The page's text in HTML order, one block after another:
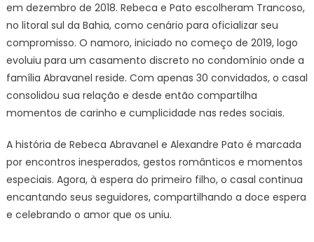
em dezembro de 2018. Rebeca e Pato escolheram Trancoso,
no litoral sul da Bahia, como cenário para oficializar seu
compromisso. O namoro, iniciado no começo de 2019, logo
evoluiu para um casamento discreto no condomínio onde a
família Abravanel reside. Com apenas 30 convidados, o casal
consolidou sua relação e desde então compartilha
momentos de carinho e cumplicidade nas redes sociais.
A história de Rebeca Abravanel e Alexandre Pato é marcada
por encontros inesperados, gestos românticos e momentos
especiais. Agora, à espera do primeiro filho, o casal continua
encantando seus seguidores, compartilhando a doce espera
e celebrando o amor que os uniu.